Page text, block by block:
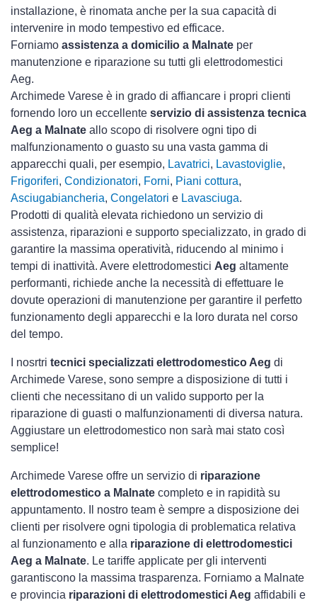
installazione, è rinomata anche per la sua capacità di
intervenire in modo tempestivo ed efficace.
Forniamo assistenza a domicilio a Malnate per
manutenzione e riparazione su tutti gli elettrodomestici
Aeg.
Archimede Varese è in grado di affiancare i propri clienti
fornendo loro un eccellente servizio di assistenza tecnica
Aeg a Malnate allo scopo di risolvere ogni tipo di
malfunzionamento o guasto su una vasta gamma di
apparecchi quali, per esempio, Lavatrici, Lavastoviglie,
Frigoriferi, Condizionatori, Forni, Piani cottura,
Asciugabiancheria, Congelatori e Lavasciuga.
Prodotti di qualità elevata richiedono un servizio di
assistenza, riparazioni e supporto specializzato, in grado di
garantire la massima operatività, riducendo al minimo i
tempi di inattività. Avere elettrodomestici Aeg altamente
performanti, richiede anche la necessità di effettuare le
dovute operazioni di manutenzione per garantire il perfetto
funzionamento degli apparecchi e la loro durata nel corso
del tempo.
I nosrtri tecnici specializzati elettrodomestico Aeg di
Archimede Varese, sono sempre a disposizione di tutti i
clienti che necessitano di un valido supporto per la
riparazione di guasti o malfunzionamenti di diversa natura.
Aggiustare un elettrodomestico non sarà mai stato così
semplice!
Archimede Varese offre un servizio di riparazione
elettrodomestico a Malnate completo e in rapidità su
appuntamento. Il nostro team è sempre a disposizione dei
clienti per risolvere ogni tipologia di problematica relativa
al funzionamento e alla riparazione di elettrodomestici
Aeg a Malnate. Le tariffe applicate per gli interventi
garantiscono la massima trasparenza. Forniamo a Malnate
e provincia riparazioni di elettrodomestici Aeg affidabili e